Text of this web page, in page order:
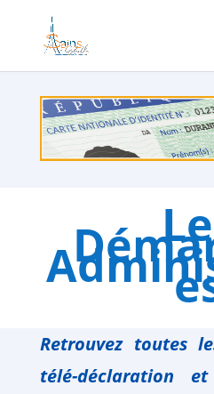
Retrouvez toutes
télé-déclaration et